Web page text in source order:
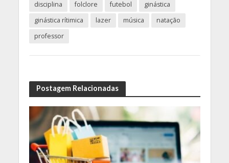
disciplina
folclore futebol
ginástica
ginástica rítimica
lazer música
natação
professor
Postagem Relacionadas